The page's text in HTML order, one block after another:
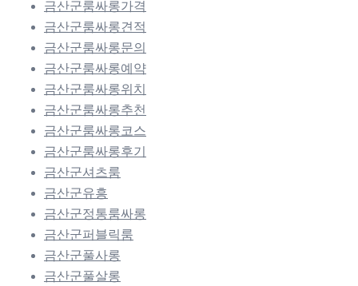
금산군룸싸롱가격
금산군룸싸롱견적
금산군룸싸롱문의
금산군룸싸롱예약
금산군룸싸롱위치
금산군룸싸롱추천
금산군룸싸롱코스
금산군룸싸롱후기
금산군셔츠룸
금산군유흥
금산군정통룸싸롱
금산군퍼블릭룸
금산군풀사롱
금산군풀살롱